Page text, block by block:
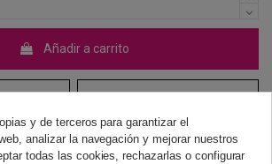
Añadir a carrito
y de terceros para garantizar el
analizar la navegación y mejorar nuestros
todas las cookies, rechazarlas o configurar